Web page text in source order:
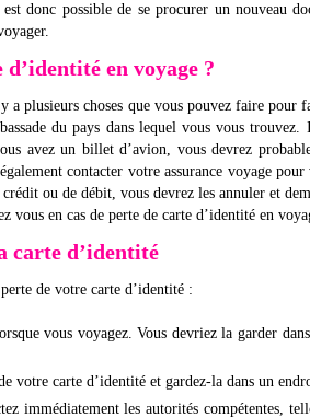
donc possible de se procurer un nouveau
en voyage ?
a plusieurs choses que vous pouvez faire
du pays dans lequel vous vous
avez un billet d’avion, vous devrez
contacter votre assurance voyage pour
ou de débit, vous devrez les annuler et
en cas de perte de carte d’identité en
carte d’identité
de votre carte d’identité :
vous voyagez. Vous devriez la garder
votre carte d’identité et gardez-la dans un
immédiatement les autorités compétentes,